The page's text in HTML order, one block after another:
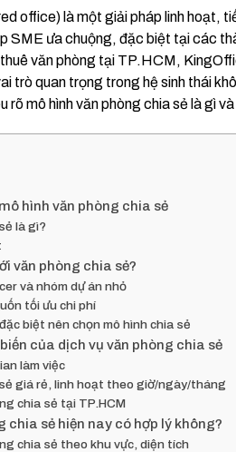
office) là một giải pháp linh hoạt,
SME ưa chuộng, đặc biệt tại các
văn phòng tại TP.HCM,
trò quan trọng trong hệ sinh thái
rõ mô hình văn phòng chia sẻ là gì
hình văn phòng chia sẻ
là gì?
văn phòng chia sẻ?
và nhóm dự án nhỏ
tối ưu chi phí
biệt nên chọn mô hình chia sẻ
của dịch vụ văn phòng chia sẻ
làm việc
giá rẻ, linh hoạt theo giờ/ngày/tháng
chia sẻ tại TP.HCM
chia sẻ hiện nay có hợp lý không?
chia sẻ theo khu vực, diện tích